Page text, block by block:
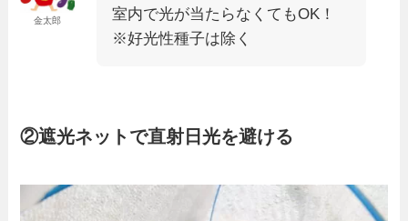
金太郎
室内で光が当たらなくてもOK！
※好光性種子は除く
②遮光ネットで直射日光を避ける